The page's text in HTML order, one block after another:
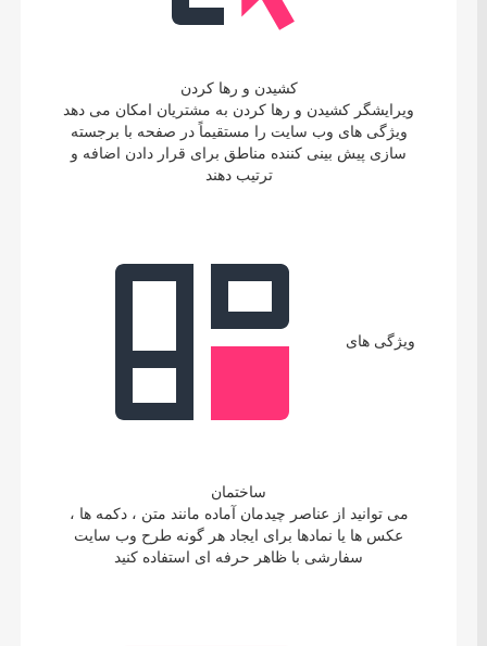
کشیدن و رها کردن
ویرایشگر کشیدن و رها کردن به مشتریان امکان می دهد
ویژگی های وب سایت را مستقیماً در صفحه با برجسته
سازی پیش بینی کننده مناطق برای قرار دادن اضافه و
ترتیب دهند
ویژگی های
ساختمان
می توانید از عناصر چیدمان آماده مانند متن ، دکمه ها ،
عکس ها یا نمادها برای ایجاد هر گونه طرح وب سایت
سفارشی با ظاهر حرفه ای استفاده کنید